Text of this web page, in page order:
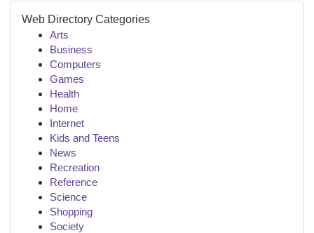
Web Directory Categories
Arts
Business
Computers
Games
Health
Home
Internet
Kids and Teens
News
Recreation
Reference
Science
Shopping
Society